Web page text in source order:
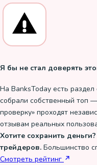
Я бы не стал доверять
На BanksToday есть
собрали собственный топ
проверку» проходят
отзывам реальных
Хотите сохранить
трейдеров. Большинство
Смотреть рейтинг